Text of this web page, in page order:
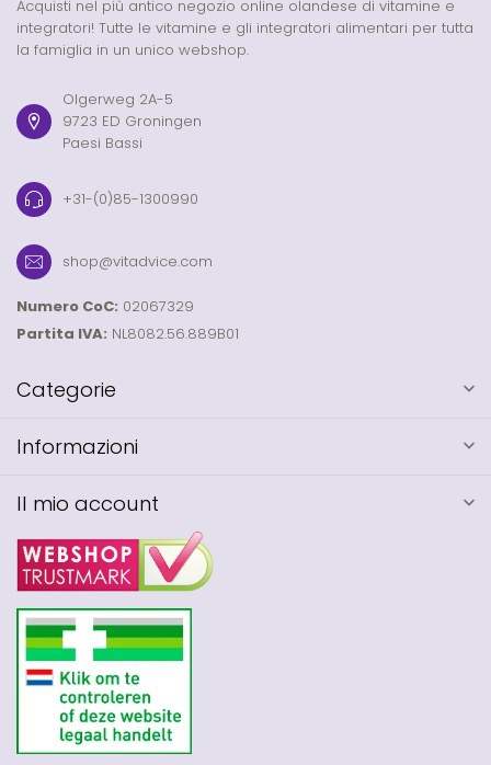
Acquisti nel più antico negozio online olandese di vitamine e
integratori! Tutte le vitamine e gli integratori alimentari per tutta
la famiglia in un unico webshop.
Olgerweg 2A-5
9723 ED Groningen
Paesi Bassi
+31-(0)85-1300990
shop@vitadvice.com
Numero CoC: 02067329
Partita IVA: NL8082.56.889B01
Categorie
Informazioni
Il mio account